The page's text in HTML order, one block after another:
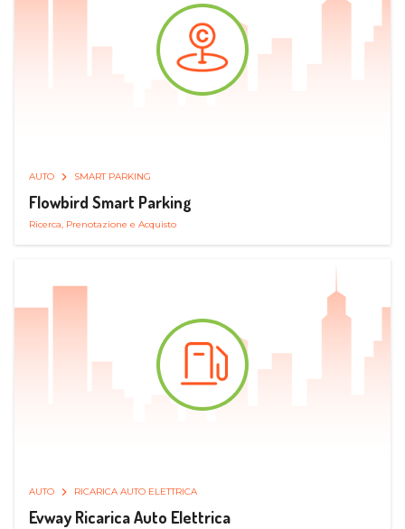
AUTO SMART PARKING
Flowbird Smart Parking
Ricerca, Prenotazione e Acquisto
AUTO RICARICA AUTO ELETTRICA
Evway Ricarica Auto Elettrica